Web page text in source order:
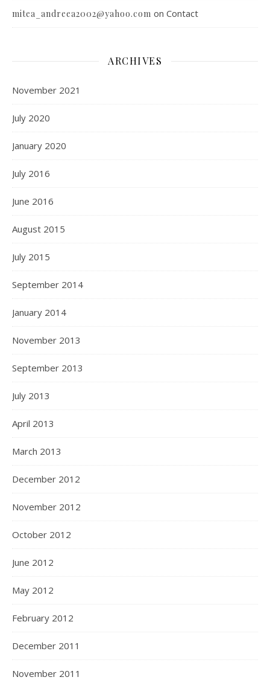
mitea_andreea2002@yahoo.com on Contact
ARCHIVES
November 2021
July 2020
January 2020
July 2016
June 2016
August 2015
July 2015
September 2014
January 2014
November 2013
September 2013
July 2013
April 2013
March 2013
December 2012
November 2012
October 2012
June 2012
May 2012
February 2012
December 2011
November 2011